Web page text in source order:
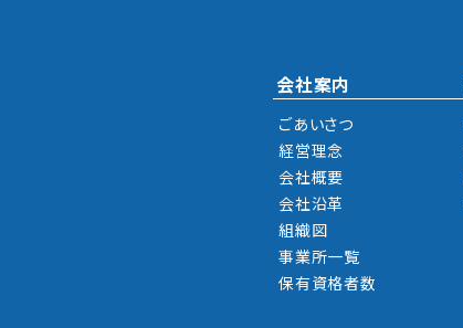
会社案内
ごあいさつ
経営理念
会社概要
会社沿革
組織図
事業所一覧
保有資格者数